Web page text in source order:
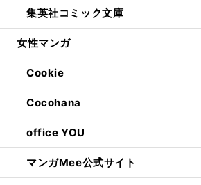
集英社コミック文庫
女性マンガ
Cookie
Cocohana
office YOU
マンガMee公式サイト